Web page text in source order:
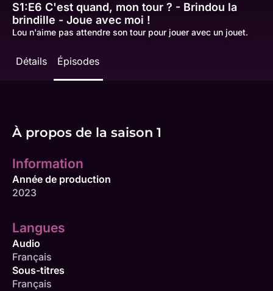
S1:E6 C'est quand, mon tour ? - Brindou la
brindille - Joue avec moi !
Lou n'aime pas attendre son tour pour jouer avec un jouet.
Détails Épisodes
À propos de la saison 1
Information
Année de production
2023
Langues
Audio
Français
Sous-titres
Français